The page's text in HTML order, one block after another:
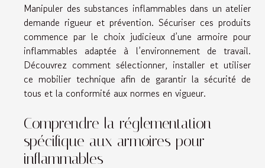
Manipuler des substances inflammables dans un atelier
demande rigueur et prévention. Sécuriser ces produits
commence par le choix judicieux d’une armoire pour
inflammables adaptée à l’environnement de travail.
Découvrez comment sélectionner, installer et utiliser
ce mobilier technique afin de garantir la sécurité de
tous et la conformité aux normes en vigueur.
Comprendre la réglementation
spécifique aux armoires pour
inflammables